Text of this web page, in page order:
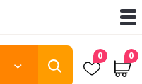
0 0